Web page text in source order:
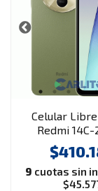
Celular
Redmi 14C-
Verde
9 cuotas sin